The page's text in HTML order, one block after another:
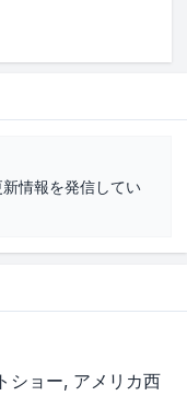
新情報を発信してい
ショー アメリカ西